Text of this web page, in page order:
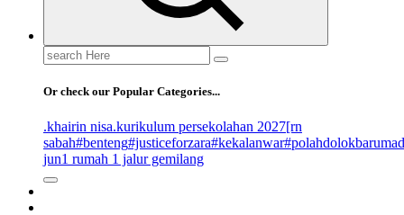
Search
for:
Or check our Popular Categories...
.khairin nisa.kurikulum persekolahan 2027[rn
sabah#benteng#justiceforzara#kekalanwar
jun1 rumah 1 jalur gemilang